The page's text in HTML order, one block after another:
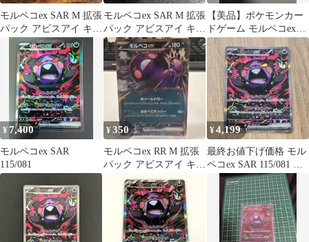
モルペコex SAR M 拡張
パック アビスアイ キラ
115/081
モルペコex SAR M 拡張
パック アビスアイ キラ
115/081
【美品】ポケモンカー
ドゲーム モルペコex
SAR 115/081 鑑定用
¥7,400
モルペコex SAR
115/081
¥350
モルペコex RR M 拡張
パック アビスアイ キラ
053/081
¥4,199
最終お値下げ価格 モル
ペコex SAR 115/081 美